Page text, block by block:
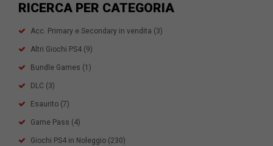
RICERCA PER CATEGORIA
Acc. Primary e Secondary in vendita (3)
Altri Giochi PS4 (9)
Bundle Games (1)
DLC (3)
Esaurito (7)
Game Pass (4)
Giochi PS4 in Noleggio (230)